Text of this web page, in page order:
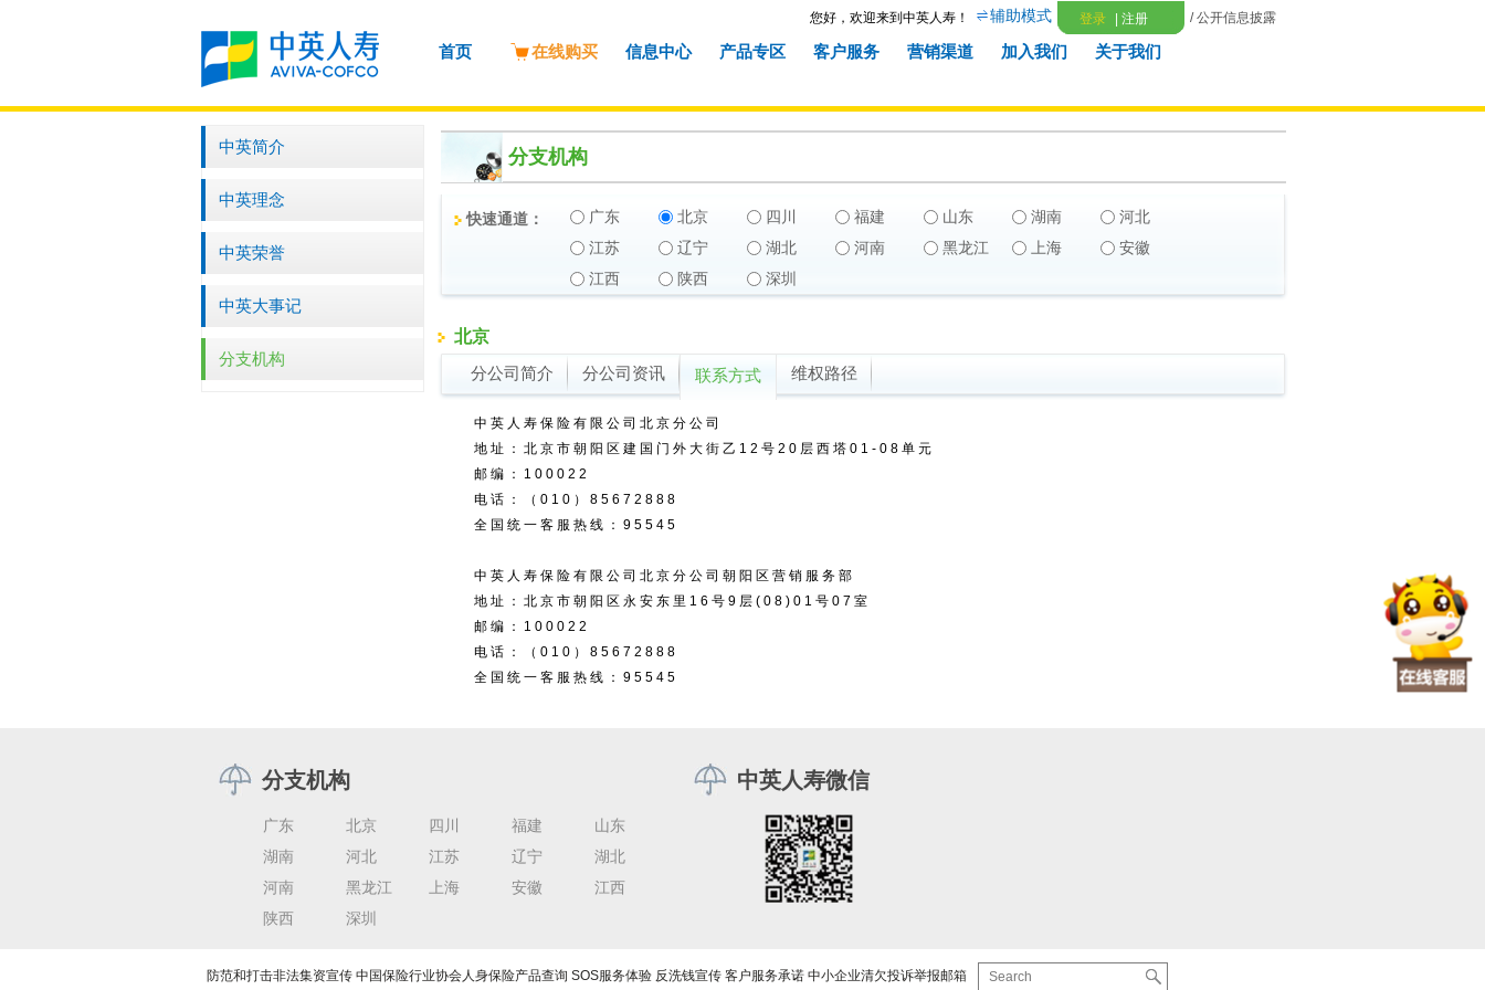
您好，欢迎来到中英人寿！ 辅助模式 登录 注册 / 公开信息披露
首页 在线购买 信息中心 产品专区 客户服务 营销渠道 加入我们 关于我们
中英简介
中英理念
中英荣誉
中英大事记
分支机构
分支机构
快速通道： 广东 北京 四川 福建 山东 湖南
河北
江苏
辽宁 湖北 河南 黑龙江 上海
安徽
江西
陕西 深圳
北京
分公司简介 分公司资讯 联系方式 维权路径
中英人寿保险有限公司北京分公司
地址：北京市朝阳区建国门外大街乙12号20层西塔01-08单元
邮编：100022
电话：（010）85672888
全国统一客服热线：95545
中英人寿保险有限公司北京分公司朝阳区营销服务部
地址：北京市朝阳区永安东里16号9层(08)01号07室
邮编：100022
电话：（010）85672888
全国统一客服热线：95545
分支机构
广东 北京 四川 福建
山东
湖南
河北 江苏 辽宁
湖北
河南
黑龙江 上海 安徽
江西
陕西
深圳
中英人寿微信
防范和打击非法集资宣传 中国保险行业协会人身保险产品查询 SOS服务体验 反洗钱宣传 客户服务承诺 中小企业清欠投诉举报邮箱